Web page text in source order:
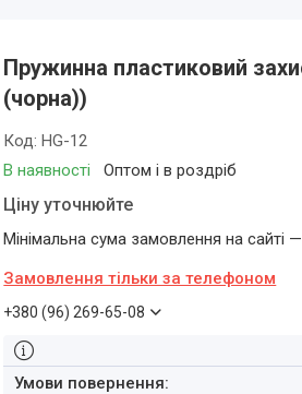
Пружинна пластиковий
(чорна))
В наявності Оптом і в роздріб
Код:HG-12
Ціну уточнюйте
Мінімальна сума замовлення на сайті
Замовлення тільки за телефоном
+380 (96) 269-65-08